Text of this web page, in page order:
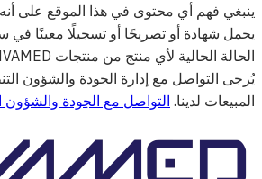
ينبغي فهم أي محتوى في هذا الموقع على أنه
يحمل شهادة أو تصريحًا أو تسجيلًا معينًا في
يُرجى التواصل مع إدارة الجودة والشؤون
المبيعات لدينا. التواصل مع الجودة والشؤون